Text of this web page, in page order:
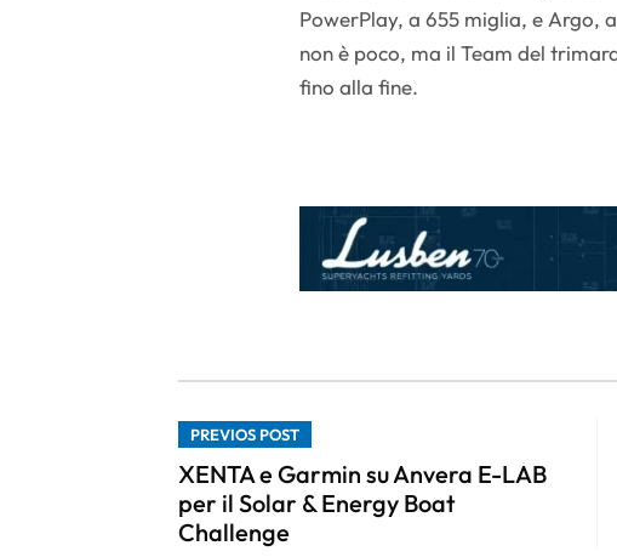
PowerPlay, a 655 miglia, e Argo,
non è poco, ma il Team del
fino alla fine.
PREVIOS POST
XENTA e Garmin su Anvera E-LAB
per il Solar & Energy Boat
Challenge